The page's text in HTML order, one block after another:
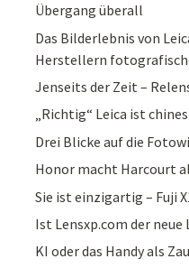
Übergang überall
Das Bilderlebnis von
Herstellern
Jenseits der Zeit –
„Richtig“ Leica ist
Drei Blicke auf die
Honor macht Harcourt
Sie ist einzigartig – Fuji
Ist Lensxp.com der neue
KI oder das Handy als